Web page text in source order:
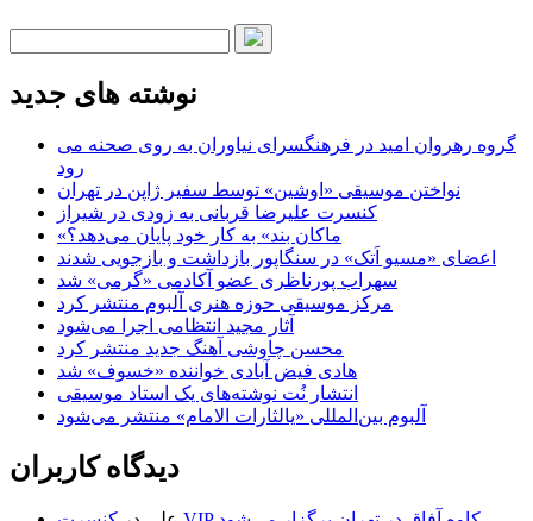
نوشته های جدید
گروه رهروان امید در فرهنگسرای نیاوران به روی صحنه می
رود
نواختن موسیقی «اوشین» توسط سفیر ژاپن در تهران
کنسرت علیرضا قربانی به زودی در شیراز
«ماکان بند» به کار خود پایان می‌دهد؟
اعضای «مسیو اَتک» در سنگاپور بازداشت و بازجویی شدند
سهراب پورناظری عضو آکادمی «گرمی» شد
مرکز موسیقی حوزه هنری آلبوم منتشر کرد
آثار مجید انتظامی اجرا می‌شود
محسن چاوشی آهنگ جدید منتشر کرد
هادی فیض آبادی خواننده «خسوف» شد
انتشار نُت نوشته‌های یک استاد موسیقی
آلبوم بین‌المللی «یالثارات الامام» منتشر می‌شود
دیدگاه کاربران